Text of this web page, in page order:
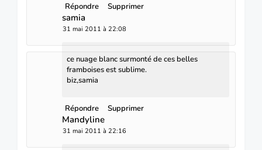
Répondre Supprimer
samia
31 mai 2011 à 22:08
ce nuage blanc surmonté de ces belles
framboises est sublime.
biz,samia
Répondre Supprimer
Mandyline
31 mai 2011 à 22:16